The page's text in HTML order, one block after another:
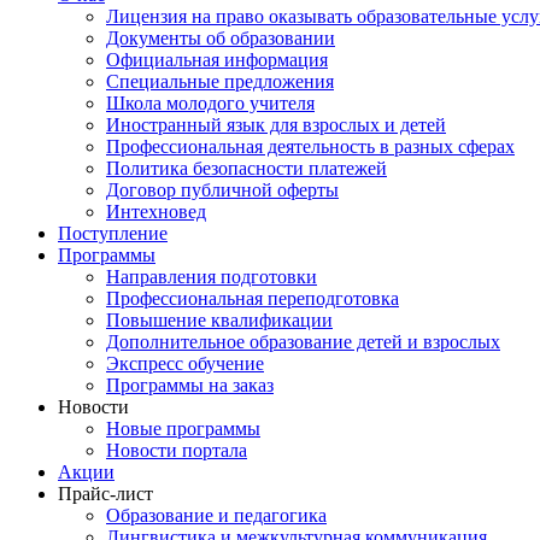
Лицензия на право оказывать образовательные
Документы об образовании
Официальная информация
Специальные предложения
Школа молодого учителя
Иностранный язык для взрослых и детей
Профессиональная деятельность в разных сферах
Политика безопасности платежей
Договор публичной оферты
Интехновед
Поступление
Программы
Направления подготовки
Профессиональная переподготовка
Повышение квалификации
Дополнительное образование детей и взрослых
Экспресс обучение
Программы на заказ
Новости
Новые программы
Новости портала
Акции
Прайс-лист
Образование и педагогика